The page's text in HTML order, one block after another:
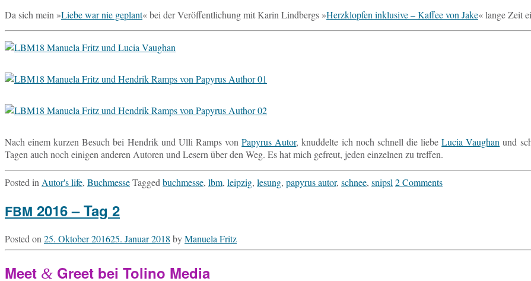
Da sich mein »Liebe war nie ge­plant« bei der Ver­öf­fent­li­chung mit Karin Lind­bergs »Herz­klop­fen in­klu­si­ve – Kaffee von Jake« lange Zeit
Nach einem kurzen Besuch bei Hen­drik und Ulli Ramps vonPa­py­rus Autor, knud­del­te ich noch schnell die liebeLucia Vaug­han und
Tagen auch noch ei­ni­gen an­de­ren Au­toren und Lesern über den Weg. Es hat mich ge­freut, jeden ein­zel­nen zu treffen.
Posted in Autor's life, BuchmesseTagged buchmesse, lbm, leipzig, lesung, papyrus autor, schnee, snipsl 2 Comments
FBM 2016 – Tag 2
Posted on 25. Oktober 201625. Januar 2018 byManuela Fritz
Meet & Greet bei Tolino Media